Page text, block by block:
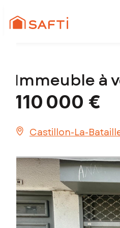
Immeuble à
110 000 €
Castillon-La-